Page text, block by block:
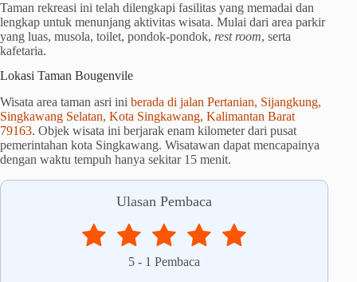
Taman rekreasi ini telah dilengkapi fasilitas yang memadai dan
lengkap untuk menunjang aktivitas wisata. Mulai dari area parkir
yang luas, musola, toilet, pondok-pondok, rest room, serta
kafetaria.
Lokasi Taman Bougenvile
Wisata area taman asri ini berada di jalan Pertanian, Sijangkung,
Singkawang Selatan, Kota Singkawang, Kalimantan Barat
79163. Objek wisata ini berjarak enam kilometer dari pusat
pemerintahan kota Singkawang. Wisatawan dapat mencapainya
dengan waktu tempuh hanya sekitar 15 menit.
Ulasan Pembaca
5 - 1 Pembaca